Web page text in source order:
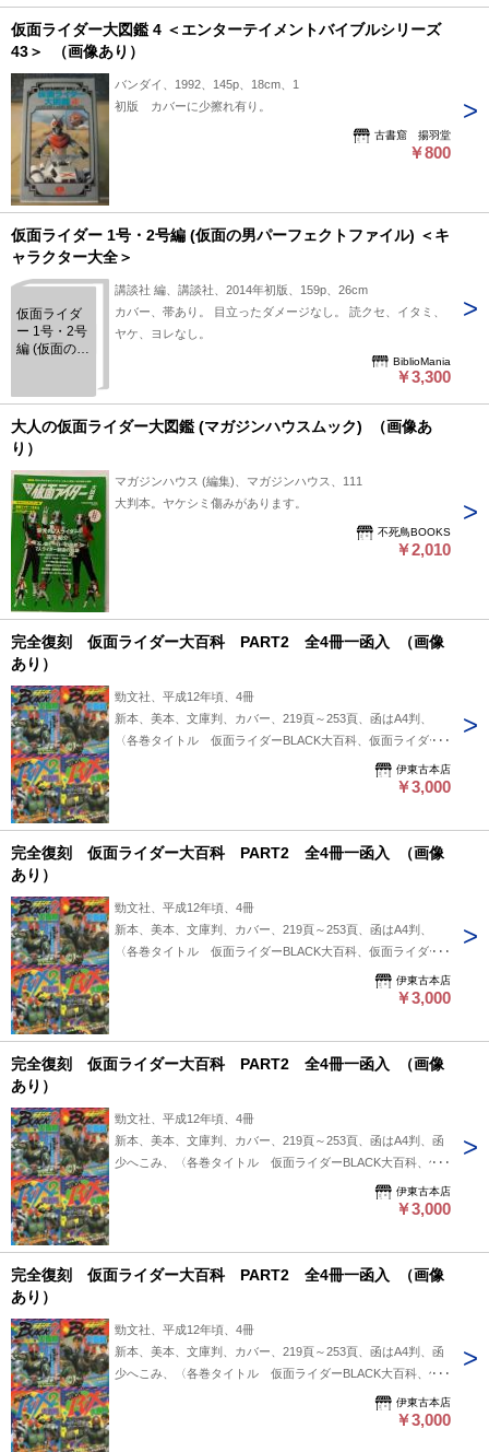
仮面ライダー大図鑑 4 ＜エンターテイメントバイブルシリーズ
43＞ （画像あり）
バンダイ、1992、145p、18cm、1
初版 カバーに少擦れ有り。
古書窟 揚羽堂
￥800
仮面ライダー 1号・2号編 (仮面の男パーフェクトファイル) ＜キ
ャラクター大全＞
仮面ライダ
ー 1号・2号
編 (仮面の男
＜キャラク
ター大全＞
講談社 編、講談社、2014年初版、159p、26cm
カバー、帯あり。 目立ったダメージなし。 読クセ、イタミ、
ヤケ、ヨレなし。
BiblioMania
￥3,300
大人の仮面ライダー大図鑑 (マガジンハウスムック) （画像あ
り）
マガジンハウス (編集)、マガジンハウス、111
大判本。ヤケシミ傷みがあります。
不死鳥BOOKS
￥2,010
完全復刻 仮面ライダー大百科 PART2 全4冊一函入 （画像
あり）
勁文社、平成12年頃、4冊
新本、美本、文庫判、カバー、219頁～253頁、函はA4判、
〈各巻タイトル 仮面ライダーBLACK大百科、仮面ライダー
BLACK2大百科、仮面ライダーBLACK RX大百科、仮面ライダ
ーBLACK RX2大百科〉〈仮面ライダーBLACK RX2大百科のみ
伊東古本店
￥3,000
完全復刻 仮面ライダー大百科 PART2 全4冊一函入 （画像
あり）
勁文社、平成12年頃、4冊
新本、美本、文庫判、カバー、219頁～253頁、函はA4判、
〈各巻タイトル 仮面ライダーBLACK大百科、仮面ライダー
BLACK2大百科、仮面ライダーBLACK RX大百科、仮面ライダ
ーBLACK RX2大百科〉〈仮面ライダーBLACK RX2大百科のみ
伊東古本店
￥3,000
完全復刻 仮面ライダー大百科 PART2 全4冊一函入 （画像
あり）
勁文社、平成12年頃、4冊
新本、美本、文庫判、カバー、219頁～253頁、函はA4判、函
少へこみ、〈各巻タイトル 仮面ライダーBLACK大百科、仮
面ライダーBLACK2大百科、仮面ライダーBLACK RX大百科、
仮面ライダーBLACK RX2大百科〉〈仮面ライダーBLACK RX2
伊東古本店
￥3,000
完全復刻 仮面ライダー大百科 PART2 全4冊一函入 （画像
あり）
勁文社、平成12年頃、4冊
新本、美本、文庫判、カバー、219頁～253頁、函はA4判、函
少へこみ、〈各巻タイトル 仮面ライダーBLACK大百科、仮
面ライダーBLACK2大百科、仮面ライダーBLACK RX大百科、
仮面ライダーBLACK RX2大百科〉〈仮面ライダーBLACK RX2
伊東古本店
￥3,000